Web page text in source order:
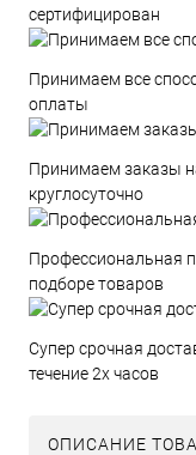
сертифицирован
Принимаем все
оплаты
Принимаем заказы
круглосуточно
Профессиональная
подборе товаров
Супер срочная
течение 2х часов
ОПИСАНИЕ